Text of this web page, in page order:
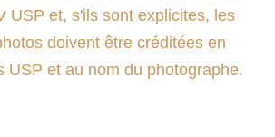
USP et, s'ils sont explicites, les
doivent être créditées en
USP et au nom du photographe.